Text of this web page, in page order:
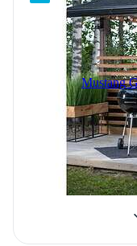
Mustang